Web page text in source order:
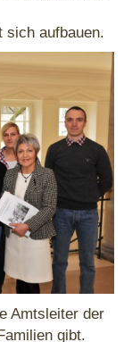
sich aufbauen.
Amtsleiter der
gibt.